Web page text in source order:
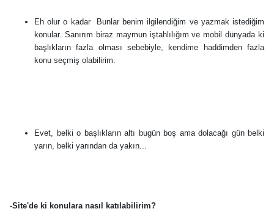
Eh olur o kadar
Bunlar benim ilgilendiğim ve yazmak istediğim
konular. Sanırım biraz maymun iştahlılığım ve mobil dünyada ki
başlıkların fazla olması sebebiyle, kendime haddimden fazla
konu seçmiş olabilirim.
Evet, belki o başlıkların altı bugün boş ama dolacağı gün belki
yarın, belki yarından da yakın...
-Site'de ki konulara nasıl katılabilirim?